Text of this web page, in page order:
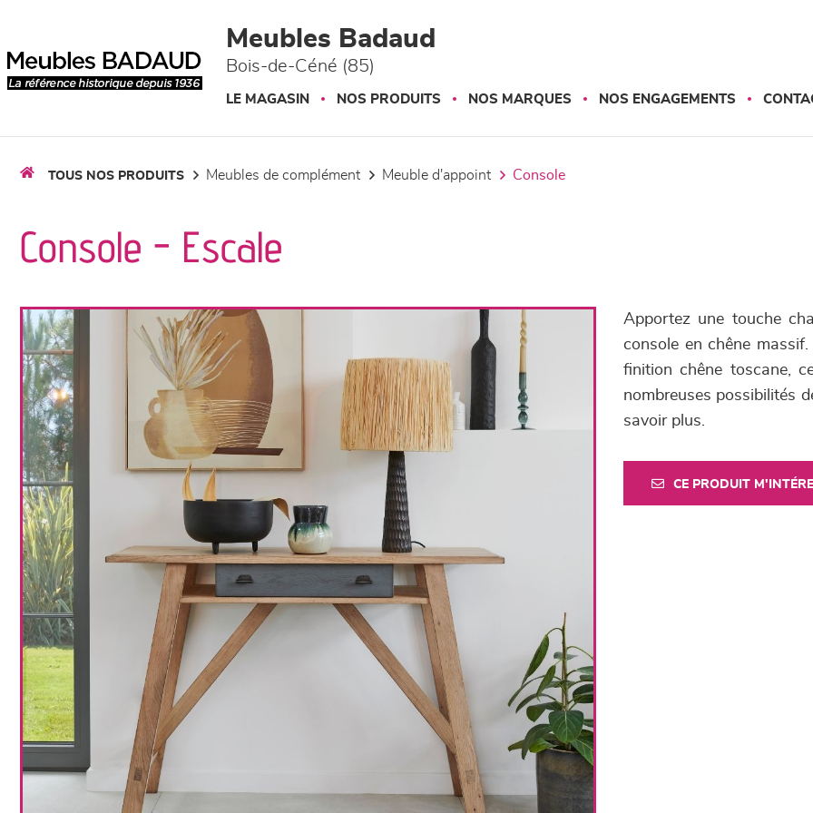
Meubles Badaud
Bois-de-Céné (85)
LE MAGASIN NOS PRODUITS NOS MARQUES NOS ENGAGEMENTS
TOUS NOS PRODUITS meubles de complément meuble d'appoint console
Console - Escale
Apportez une touche
console en chêne
finition chêne toscane,
nombreuses possibilités
savoir plus.
CE PRODUIT